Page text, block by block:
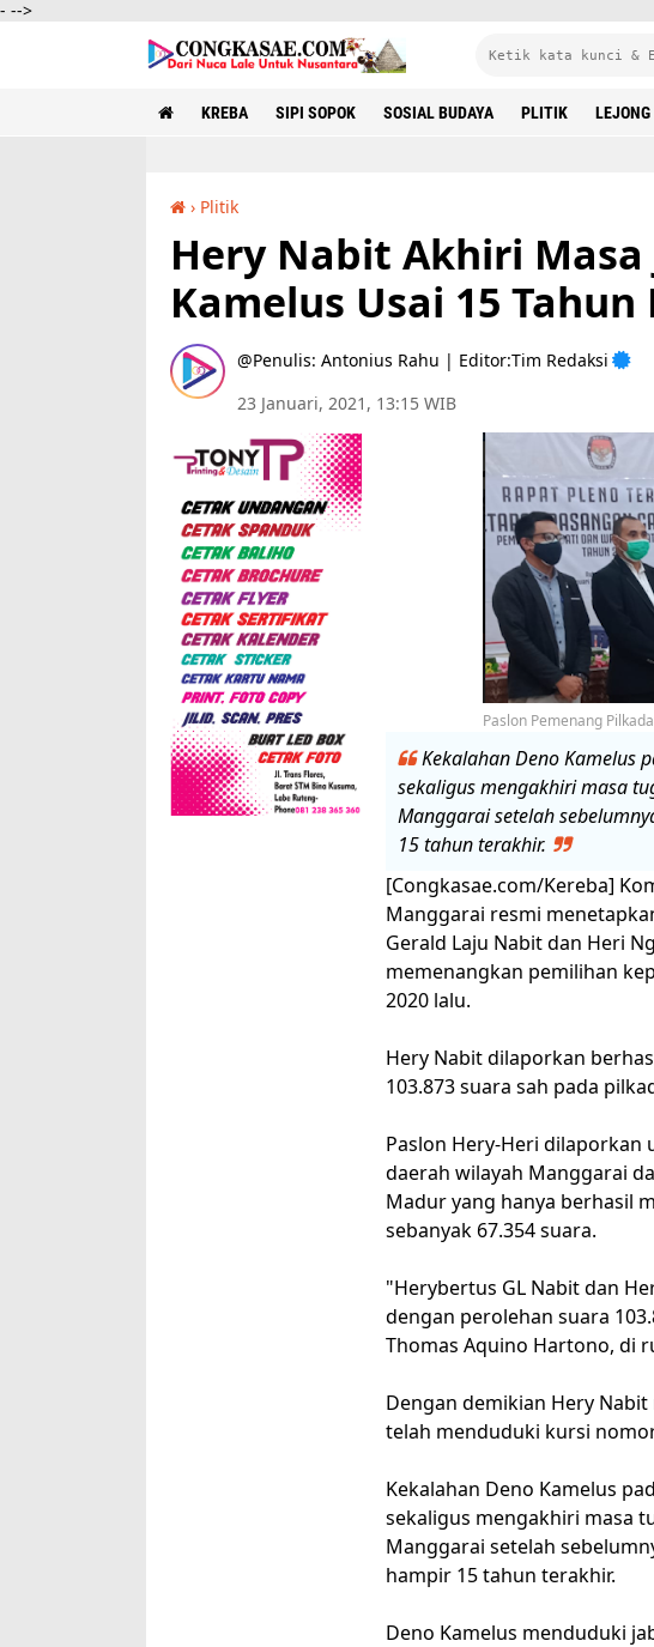
- -->
KREBA SIPI SOPOK SOSIAL BUDAYA PLITIK LEJONG
› Plitik
Hery Nabit Akhiri Masa
Kamelus Usai 15 Tahun
Penulis: Antonius Rahu | Editor:Tim Redaksi
23 Januari, 2021, 13:15 WIB
Paslon Pemenang
Kekalahan Deno Kamelus
sekaligus mengakhiri masa
Manggarai setelah
15 tahun terakhir.
[Congkasae.com/Kereba]
Manggarai resmi
Gerald Laju Nabit dan Heri
memenangkan pemilihan
2020 lalu.
Hery Nabit dilaporkan
103.873 suara sah pada
Paslon Hery-Heri dilaporkan
daerah wilayah Manggarai
Madur yang hanya berhasil
sebanyak 67.354 suara.
"Herybertus GL Nabit dan
dengan perolehan suara
Thomas Aquino Hartono, di
Dengan demikian Hery
telah menduduki kursi
Kekalahan Deno Kamelus
sekaligus mengakhiri masa
Manggarai setelah
hampir 15 tahun terakhir.
Deno Kamelus menduduki